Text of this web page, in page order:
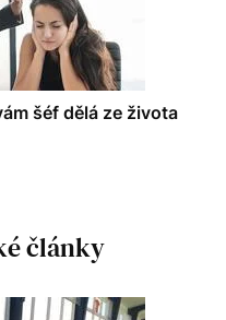
šéf dělá ze života
články